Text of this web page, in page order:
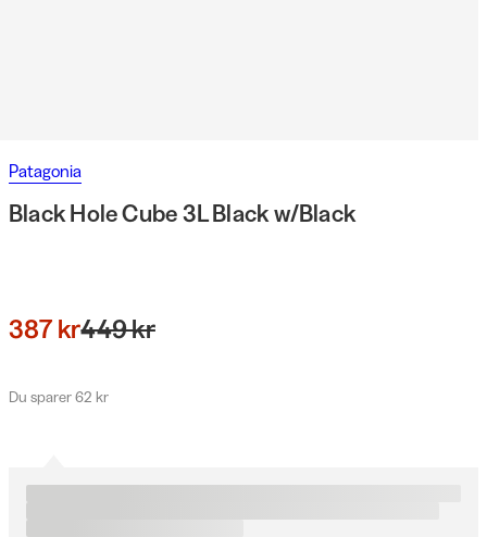
Patagonia
Black Hole Cube 3L Black w/Black
387 kr449 kr
Du sparer 62 kr